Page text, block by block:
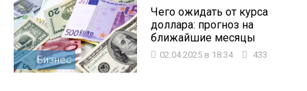
Бизнес
Чего ожидать от курса
доллара: прогноз на
ближайшие месяцы
02.04.2025 в 18:34 433